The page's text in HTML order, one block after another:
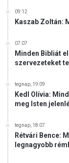
n
09:12
Kaszab Zoltán:
07:07
Minden Bibliát
szervezeteket
tegnap, 19:09
Kedl Olívia:
meg Isten
tegnap, 18:07
Rétvári Bence:
legnagyobb